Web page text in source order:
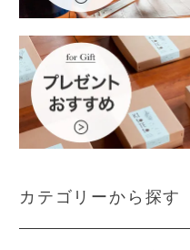
カテゴリーから探す